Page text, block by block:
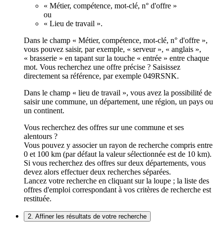
« Métier, compétence, mot-clé, n° d'offre »
ou
« Lieu de travail ».
Dans le champ « Métier, compétence, mot-clé, n° d'offre »,
vous pouvez saisir, par exemple, « serveur », « anglais »,
« brasserie » en tapant sur la touche « entrée » entre chaque
mot. Vous recherchez une offre précise ? Saisissez
directement sa référence, par exemple 049RSNK.
Dans le champ « lieu de travail », vous avez la possibilité de
saisir une commune, un département, une région, un pays ou
un continent.
Vous recherchez des offres sur une commune et ses
alentours ?
Vous pouvez y associer un rayon de recherche compris entre
0 et 100 km (par défaut la valeur sélectionnée est de 10 km).
Si vous recherchez des offres sur deux départements, vous
devez alors effectuer deux recherches séparées.
Lancez votre recherche en cliquant sur la loupe ; la liste des
offres d'emploi correspondant à vos critères de recherche est
restituée.
2. Affiner les résultats de votre recherche